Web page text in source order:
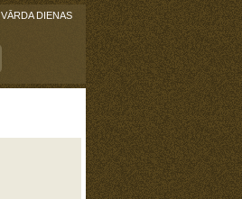
VĀRDA DIENAS